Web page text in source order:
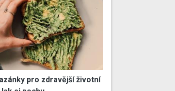
pro zdravější životní